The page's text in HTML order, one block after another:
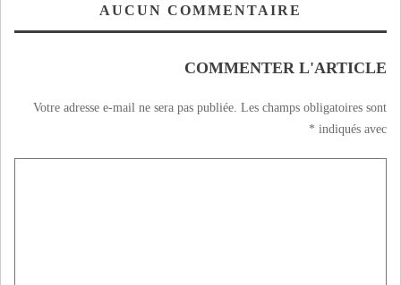
AUCUN COMMENTAIRE
COMMENTER L'ARTICLE
Votre adresse e-mail ne sera pas publiée. Les champs obligatoires sont
indiqués avec
*